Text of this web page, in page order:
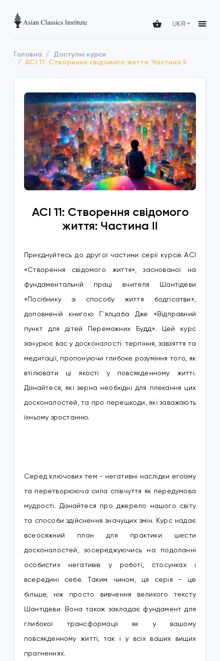
UKR
Головна
Доступні курси
ACI 11: Створення свідомого життя: Частина II
ACI 11: Створення свідомого
життя: Частина II
Приєднуйтесь до другої частини серії курсів ACI
«Створення свідомого життя», заснованої на
фундаментальній праці вчителя Шантідеви
«Посібнику зі способу життя бодгісатви»,
доповненій книгою Г'ялцаба Дже «Відправний
пункт для дітей Переможних Будд». Цей курс
занурює вас у досконалості: терпіння, завзяття та
медитації, пропонуючи глибоке розуміння того, як
втілювати ці якості у повсякденному житті.
Дізнайтеся, які зерна необхідні для плекання цих
досконалостей, та про перешкоди, які заважають
їхньому зростанню.
Серед ключових тем - негативні наслідки егоїзму
та перетворююча сила співчуття як передумова
мудрості. Дізнайтеся про джерело нашого світу
та способи здійснення значущих змін. Курс надає
всеосяжний план для практики шести
досконалостей, зосереджуючись на подоланні
особистих негативів у роботі, стосунках і
всередині себе. Таким чином, ця серія - це
більше, ніж просто вивчення великого тексту
Шантідеви. Вона також закладає фундамент для
глибокої трансформації як у вашому
повсякденному житті, так і у всіх ваших вищих
прагненнях.